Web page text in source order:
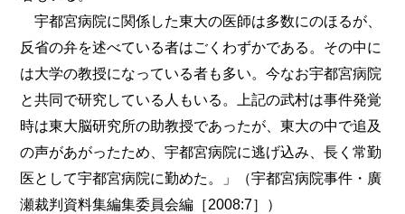
宇都宮病院に関係した東大の医師は多数にのほるが、
反省の弁を述べている者はごくわずかである。その中に
は大学の教授になっている者も多い。今なお宇都宮病院
と共同で研究している人もいる。上記の武村は事件発覚
時は東大脳研究所の助教授であったが、東大の中で追及
の声があがったため、宇都宮病院に逃げ込み、長く常勤
医として宇都宮病院に勤めた。」（宇都宮病院事件・廣
瀬裁判資料集編集委員会編［2008:7］）